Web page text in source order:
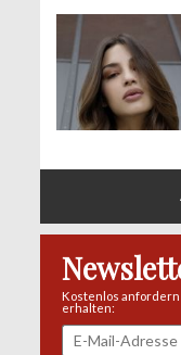
Kostenlos
erhalten: